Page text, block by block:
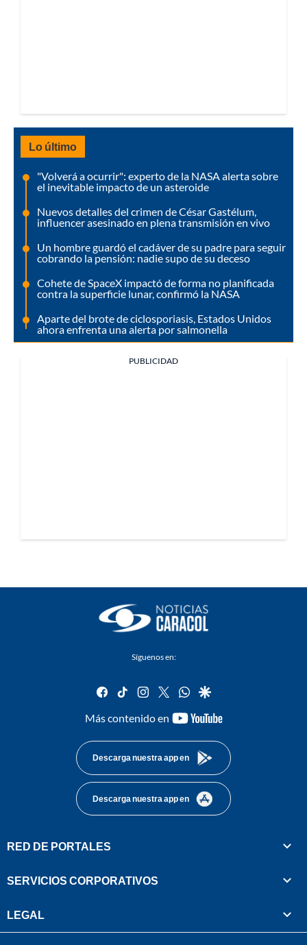
Lo último
"Volverá a ocurrir": experto de la NASA alerta sobre
el inevitable impacto de un asteroide
Nuevos detalles del crimen de César Gastélum,
influencer asesinado en plena transmisión en vivo
Un hombre guardó el cadáver de su padre para seguir
cobrando la pensión: nadie supo de su deceso
Cohete de SpaceX impactó de forma no planificada
contra la superficie lunar, confirmó la NASA
Aparte del brote de ciclosporiasis, Estados Unidos
ahora enfrenta una alerta por salmonella
PUBLICIDAD
Síguenos en:
facebook
tiktok instagram
twitterwhatsapp
google
Más contenido en
youtube-
Descarga nuestra app en
Descarga nuestra app en
RED DE PORTALES
SERVICIOS CORPORATIVOS
LEGAL